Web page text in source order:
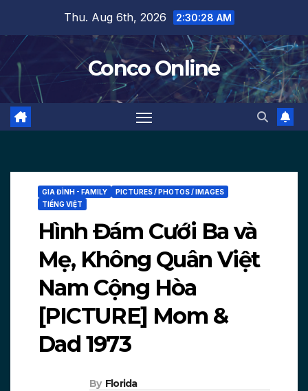
content
Thu. Aug 6th, 2026 2:30:29 AM
Conco Online
GIA ĐÌNH - FAMILY
PICTURES / PHOTOS / IMAGES
TIẾNG VIỆT
Hình Đám Cưới Ba và
Mẹ, Không Quân Việt
Nam Cộng Hòa
[PICTURE] Mom &
Dad 1973
By Florida